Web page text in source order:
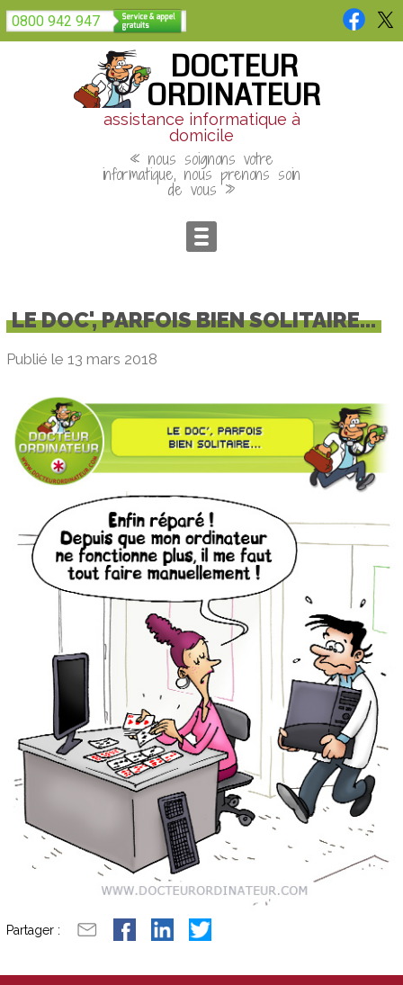
0800 942 947
DOCTEUR
ORDINATEUR
assistance informatique à
domicile
« nous soignons votre
informatique, nous prenons soin
de vous »
LE DOC', PARFOIS BIEN SOLITAIRE...
Publié le 13 mars 2018
Partager :
Panneau de gestion des cookies